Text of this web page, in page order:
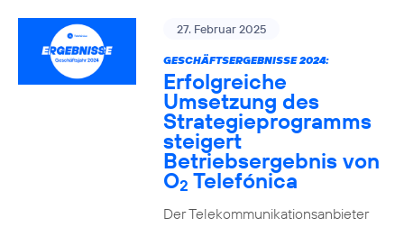
27. Februar 2025
GESCHÄFTSERGEBNISSE 2024:
Erfolgreiche
Umsetzung des
Strategieprogramms
steigert
Betriebsergebnis von
O2 Telefónica
Der Telekommunikationsanbieter